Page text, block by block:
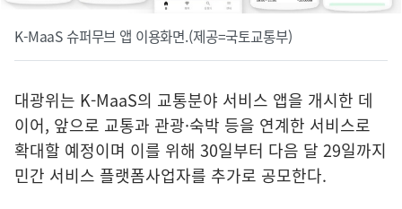
K-MaaS 슈퍼무브 앱 이용화면.(제공=국토교통부)
대광위는 K-MaaS의 교통분야 서비스 앱을 개시한 데
이어, 앞으로 교통과 관광·숙박 등을 연계한 서비스로
확대할 예정이며 이를 위해 30일부터 다음 달 29일까지
민간 서비스 플랫폼사업자를 추가로 공모한다.